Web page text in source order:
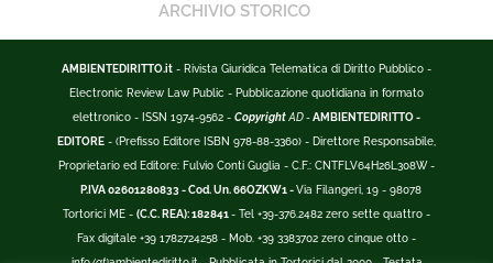
ARCHIVIO STORICO
AMBIENTEDIRITTO.it - Rivista Giuridica Telematica di Diritto Pubblico -
Electronic Review Law Public - Pubblicazione quotidiana in formato
elettronico - ISSN 1974-9562 - CopyrightAD -AMBIENTEDIRITTO -
EDITORE - (Prefisso Editore ISBN 978-88-3360) - Direttore Responsabile,
Proprietario ed Editore: Fulvio Conti Guglia - C.F.: CNTFLV64H26L308W -
P.IVA 02601280833 - Cod. Un. 66OZKW1 -Via Filangeri, 19 - 98078
Tortorici ME - (C.C. REA): 182841- Tel +39-376.2482 zero sette quattro -
Fax digitale +39 1782724258 - Mob. +39 3383702 zero cinque otto -